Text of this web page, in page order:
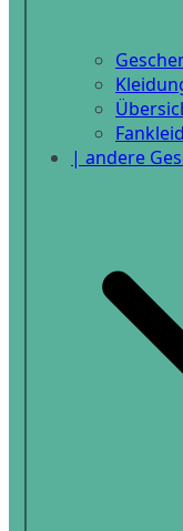
| andere